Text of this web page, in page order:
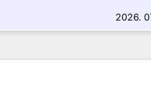
2026.